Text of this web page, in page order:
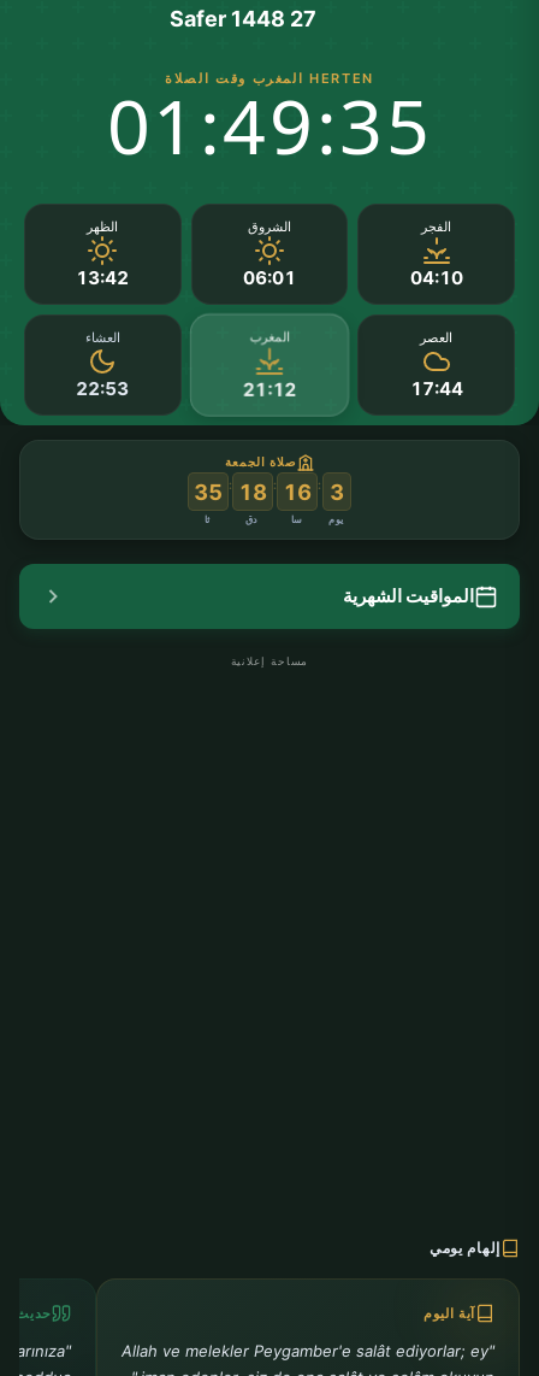
27 Safer 1448
HERTEN المغرب وقت الصلاة
01:49:35
الفجر
04:10
الشروق
06:01
الظهر
13:42
العصر
17:44
المغرب
21:12
العشاء
22:53
صلاة الجمعة
3
يوم
:
16
سا
:
18
دق
:
35
ثا
المواقيت الشهرية
مساحة إعلانية
إلهام يومي
آية اليوم
"Allah ve melekler Peygamber'e salât ediyorlar; ey
حديث